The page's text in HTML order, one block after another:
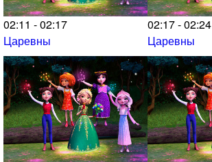
02:11 - 02:17
Царевны
02:17 - 02:24
Царевны